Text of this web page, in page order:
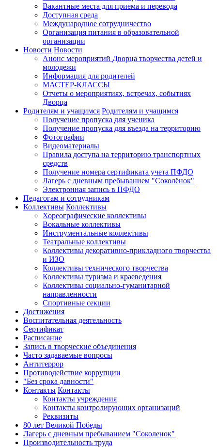
Вакантные места для приема и перевода
Доступная среда
Международное сотрудничество
Организация питания в образовательной
организации
Новости Новости
Анонс мероприятий Дворца творчества детей и
молодежи
Информация для родителей
МАСТЕР-КЛАССЫ
Отчеты о мероприятиях, встречах, событиях
Дворца
Родителям и учащимся Родителям и учащимся
Получение пропуска для ученика
Получение пропуска для въезда на территорию
Фотографии
Видеоматериалы
Правила доступа на территорию транспортных
средств
Получение номера сертификата учета ПФДО
Лагерь с дневным пребыванием "Соколёнок"
Электронная запись в ПФДО
Педагогам и сотрудникам
Коллективы Коллективы
Хореографические коллективы
Вокальные коллективы
Инструментальные коллективы
Театральные коллективы
Коллективы декоративно-прикладного творчества
и ИЗО
Коллективы технического творчества
Коллективы туризма и краеведения
Коллективы социально-гуманитарной
направленности
Спортивные секции
Достижения
Воспитательная деятельность
Cертификат
Расписание
Запись в творческие объединения
Часто задаваемые вопросы
Антитеррор
Противодействие коррупции
"Без срока давности"
Контакты Контакты
Контакты учреждения
Контакты контролирующих организаций
Реквизиты
80 лет Великой Победы
Лагерь с дневным пребыванием "Соколенок"
Производительность труда